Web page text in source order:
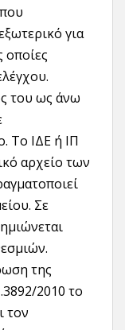
για
οποίες
του ως άνω
Το ΙΔΕ ή ΙΠ
αρχείο των
Σε
της
2010 το
τον